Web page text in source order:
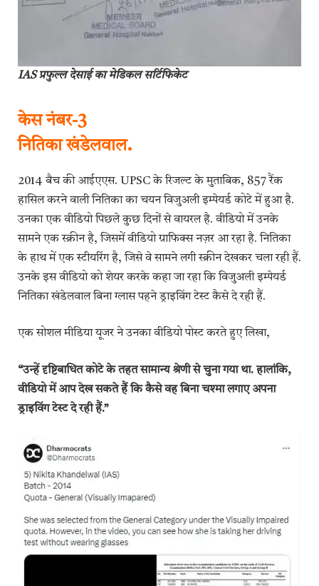
IAS प्रफुल्ल देसाई का मेडिकल सर्टिफिकेट
केस नंबर-3
नितिका खंडेलवाल.
2014 बैच की आईएएस. UPSC के रिजल्ट के मुताबिक, 857 रैंक
हासिल करने वाली नितिका का चयन विजुअली इम्पेयर्ड कोटे में हुआ है.
उनका एक वीडियो पिछले कुछ दिनों से वायरल है. वीडियो में उनके
सामने एक स्क्रीन है, जिसमें वीडियो ग्राफिक्स नज़र आ रहा है. नितिका
के हाथ में एक स्टीयरिंग है, जिसे वे सामने लगी स्क्रीन देखकर चला रही हैं.
उनके इस वीडियो को शेयर करके कहा जा रहा कि विजुअली इम्पेयर्ड
नितिका खंडेलवाल बिना ग्लास पहने ड्राइविंग टेस्ट कैसे दे रही हैं.
एक सोशल मीडिया यूजर ने उनका वीडियो पोस्ट करते हुए लिखा,
“उन्हें दृष्टिबाधित कोटे के तहत सामान्य श्रेणी से चुना गया था. हालांकि,
वीडियो में आप देख सकते हैं कि कैसे वह बिना चश्मा लगाए अपना
ड्राइविंग टेस्ट दे रही हैं.”